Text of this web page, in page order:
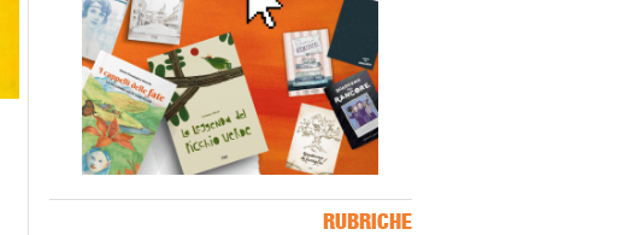
RUBRICHE